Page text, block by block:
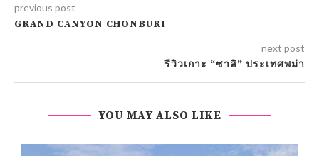
previous post
GRAND CANYON CHONBURI
next post
รีวิวเกาะ “ซาลิ” ประเทศพม่า
YOU MAY ALSO LIKE